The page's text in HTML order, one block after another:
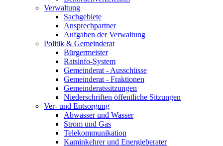
Verwaltung
Sachgebiete
Ansprechpartner
Aufgaben der Verwaltung
Politik & Gemeinderat
Bürgermeister
Ratsinfo-System
Gemeinderat - Ausschüsse
Gemeinderat - Fraktionen
Gemeinderatssitzungen
Niederschriften öffentliche Sitzungen
Ver- und Entsorgung
Abwasser und Wasser
Strom und Gas
Telekommunikation
Kaminkehrer und Energieberater